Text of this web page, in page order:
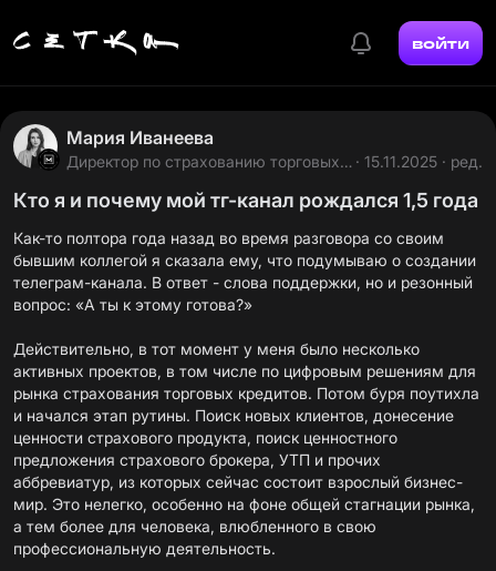
войти
Мария Иванеева
Директор по страхованию торговых
· 15.11.2025 · ред.
Кто я и почему мой тг-канал рождался 1,5 года
Как-то полтора года назад во время разговора со своим
бывшим коллегой я сказала ему, что подумываю о создании
телеграм-канала. В ответ - слова поддержки, но и резонный
вопрос: «А ты к этому готова?»
Действительно, в тот момент у меня было несколько
активных проектов, в том числе по цифровым решениям для
рынка страхования торговых кредитов. Потом буря поутихла
и начался этап рутины. Поиск новых клиентов, донесение
ценности страхового продукта, поиск ценностного
предложения страхового брокера, УТП и прочих
аббревиатур, из которых сейчас состоит взрослый бизнес-
мир. Это нелегко, особенно на фоне общей стагнации рынка,
а тем более для человека, влюбленного в свою
профессиональную деятельность.